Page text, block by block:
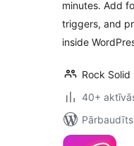
minutes. Add
triggers, and
inside
Rock Solid
40+